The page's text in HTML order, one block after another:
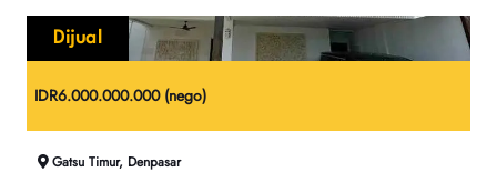
Dijual
IDR6.000.000.000 (nego)
Gatsu Timur, Denpasar